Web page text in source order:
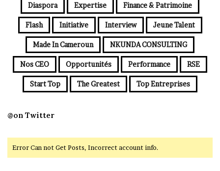
Diaspora Expertise Finance & Patrimoine
Flash Initiative Interview Jeune Talent
Made In Cameroun NKUNDA CONSULTING
Nos CEO Opportunités Performance RSE
Start Top The Greatest Top Entreprises
@on Twitter
Error Can not Get Posts, Incorrect account info.